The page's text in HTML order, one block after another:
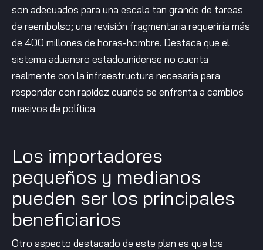
son adecuados para una escala tan grande de tareas
de reembolso; una revisión fragmentaria requeriría más
de 400 millones de horas-hombre. Destaca que el
sistema aduanero estadounidense no cuenta
realmente con la infraestructura necesaria para
responder con rapidez cuando se enfrenta a cambios
masivos de política.
Los importadores
pequeños y medianos
pueden ser los principales
beneficiarios
Otro aspecto destacado de este plan es que los